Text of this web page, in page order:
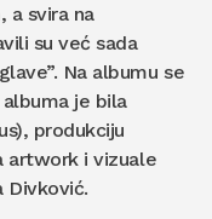
a svira na
su već sada
Na albumu se
je bila
produkciju
artwork i vizuale
Divković.